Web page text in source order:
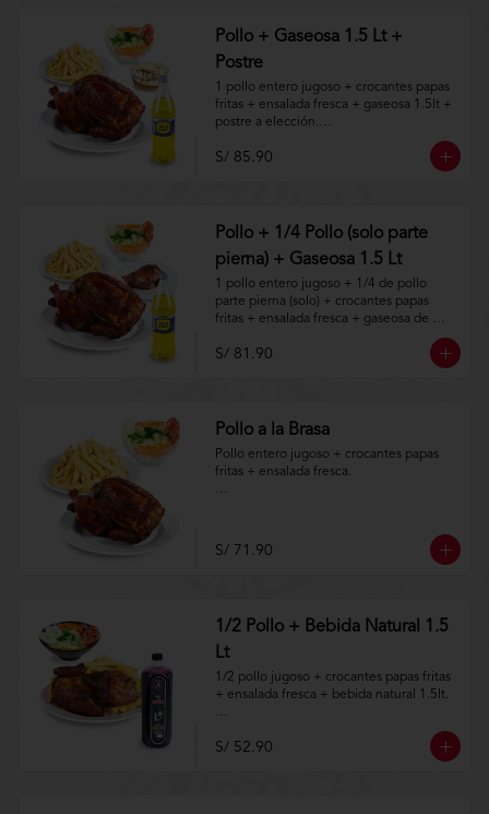
Pollo + Gaseosa 1.5 Lt +
Postre
1 pollo entero jugoso + crocantes papas
fritas + ensalada fresca + gaseosa 1.5lt +
postre a elección.
Aplica terminos y
condiciones.https://www.lenaycarbon.co
S/ 85.90
Pollo + 1/4 Pollo (solo parte
pierna) + Gaseosa 1.5 Lt
1 pollo entero jugoso + 1/4 de pollo
parte pierna (solo) + crocantes papas
fritas + ensalada fresca + gaseosa de
S/ 81.90
Pollo a la Brasa
Pollo entero jugoso + crocantes papas
fritas + ensalada fresca.
m/TYCGenerales
S/ 71.90
1/2 Pollo + Bebida Natural 1.5
Lt
1/2 pollo jugoso + crocantes papas fritas
+ ensalada fresca + bebida natural 1.5lt.
condiciones.https://www.lenaycarbon.co
S/ 52.90